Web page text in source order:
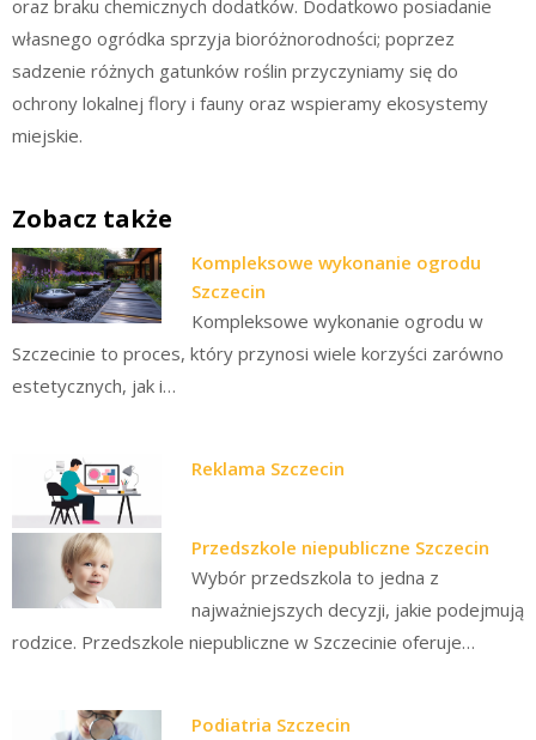
oraz braku chemicznych dodatków. Dodatkowo posiadanie
własnego ogródka sprzyja bioróżnorodności; poprzez
sadzenie różnych gatunków roślin przyczyniamy się do
ochrony lokalnej flory i fauny oraz wspieramy ekosystemy
miejskie.
Zobacz także
Kompleksowe wykonanie ogrodu
Szczecin
Kompleksowe wykonanie ogrodu w
Szczecinie to proces, który przynosi wiele korzyści zarówno
estetycznych, jak i…
Reklama Szczecin
Przedszkole niepubliczne Szczecin
Wybór przedszkola to jedna z
najważniejszych decyzji, jakie podejmują
rodzice. Przedszkole niepubliczne w Szczecinie oferuje…
Podiatria Szczecin